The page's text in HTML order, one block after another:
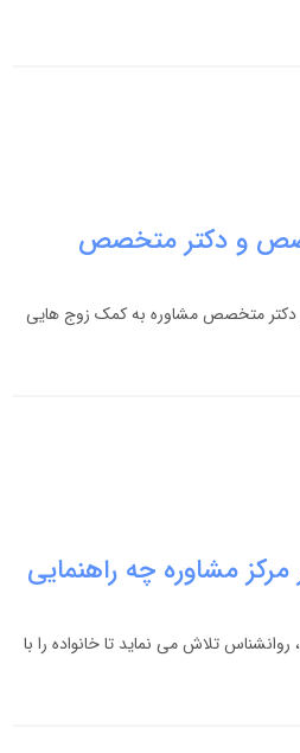
و دکتر متخصص
دکتر متخصص مشاوره به کمک زوج هایی
مشاوره چه راهنمایی
تلاش می نماید تا خانواده را با